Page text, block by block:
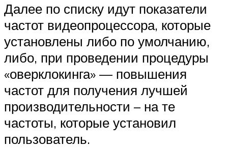
Далее по списку идут показатели
частот видеопроцессора, которые
установлены либо по умолчанию,
либо, при проведении процедуры
«оверклокинга» — повышения
частот для получения лучшей
производительности – на те
частоты, которые установил
пользователь.